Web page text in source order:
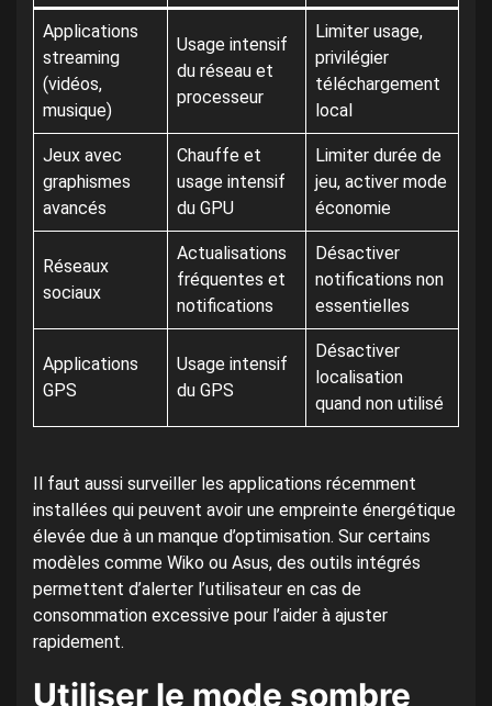
Applications
streaming
(vidéos,
musique)
Usage intensif
du réseau et
processeur
Limiter usage,
privilégier
téléchargement
local
Jeux avec
graphismes
avancés
Chauffe et
usage intensif
du GPU
Limiter durée de
jeu, activer mode
économie
Réseaux
sociaux
Actualisations
fréquentes et
notifications
Désactiver
notifications non
essentielles
Applications
GPS
Usage intensif
du GPS
Désactiver
localisation
quand non utilisé
Il faut aussi surveiller les applications récemment
installées qui peuvent avoir une empreinte énergétique
élevée due à un manque d’optimisation. Sur certains
modèles comme Wiko ou Asus, des outils intégrés
permettent d’alerter l’utilisateur en cas de
consommation excessive pour l’aider à ajuster
rapidement.
Utiliser le mode sombre